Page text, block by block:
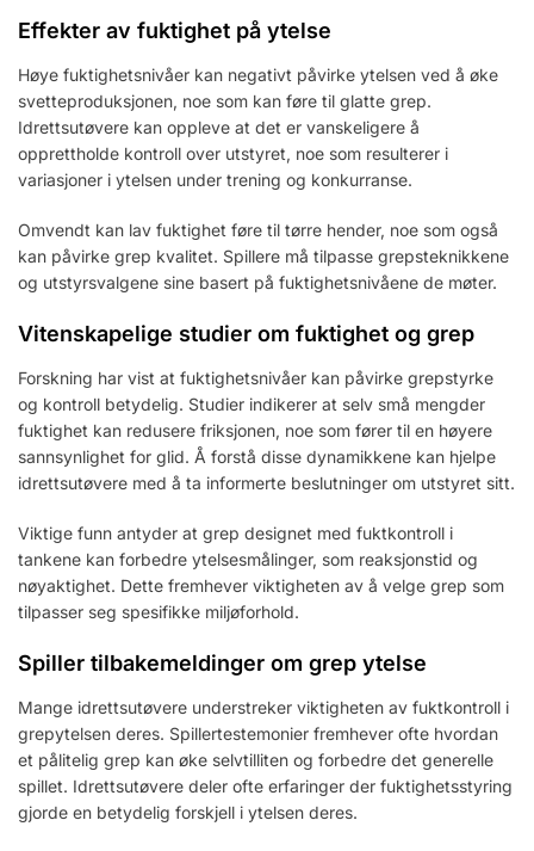
Effekter av fuktighet på ytelse
Høye fuktighetsnivåer kan negativt påvirke ytelsen ved å øke
svetteproduksjonen, noe som kan føre til glatte grep.
Idrettsutøvere kan oppleve at det er vanskeligere å
opprettholde kontroll over utstyret, noe som resulterer i
variasjoner i ytelsen under trening og konkurranse.
Omvendt kan lav fuktighet føre til tørre hender, noe som også
kan påvirke grep kvalitet. Spillere må tilpasse grepsteknikkene
og utstyrsvalgene sine basert på fuktighetsnivåene de møter.
Vitenskapelige studier om fuktighet og grep
Forskning har vist at fuktighetsnivåer kan påvirke grepstyrke
og kontroll betydelig. Studier indikerer at selv små mengder
fuktighet kan redusere friksjonen, noe som fører til en høyere
sannsynlighet for glid. Å forstå disse dynamikkene kan hjelpe
idrettsutøvere med å ta informerte beslutninger om utstyret sitt.
Viktige funn antyder at grep designet med fuktkontroll i
tankene kan forbedre ytelsesmålinger, som reaksjonstid og
nøyaktighet. Dette fremhever viktigheten av å velge grep som
tilpasser seg spesifikke miljøforhold.
Spiller tilbakemeldinger om grep ytelse
Mange idrettsutøvere understreker viktigheten av fuktkontroll i
grepytelsen deres. Spillertestemonier fremhever ofte hvordan
et pålitelig grep kan øke selvtilliten og forbedre det generelle
spillet. Idrettsutøvere deler ofte erfaringer der fuktighetsstyring
gjorde en betydelig forskjell i ytelsen deres.